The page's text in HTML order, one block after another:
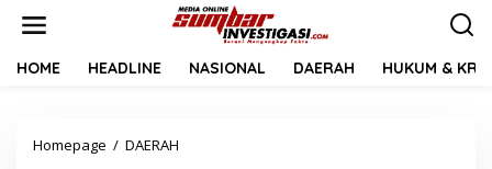
HOME HEADLINE NASIONAL DAERAH HUKUM &
Homepage / DAERAH